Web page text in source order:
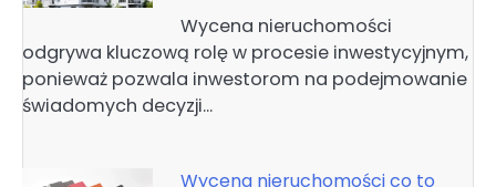
Wycena nieruchomości
odgrywa kluczową rolę w procesie inwestycyjnym,
ponieważ pozwala inwestorom na podejmowanie
świadomych decyzji…
Wycena nieruchomości co to